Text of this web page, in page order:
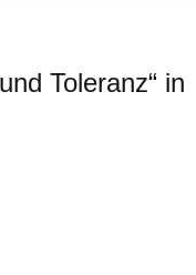
Toleranz“ in